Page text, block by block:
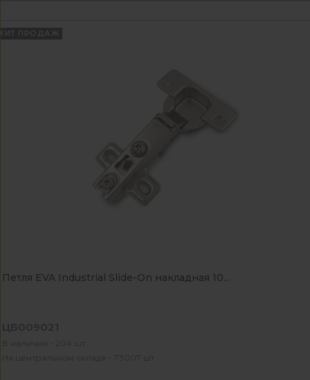
ПРОДАЖ
Петля EVA Industrial Slide-On накладная 10...
ЦБ009021
В наличии - 204 шт
На центральном складе - 73007 шт